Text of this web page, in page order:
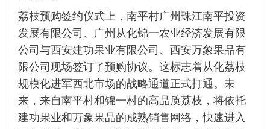
荔枝预购签约仪式上，南平村广州珠江南平投资
发展有限公司、广州从化锦一农业经济发展有限
公司与西安建功果业有限公司、西安万象果品有
限公司现场签订了预购协议。这标志着从化荔枝
规模化进军西北市场的战略通道正式打通。未
来，来自南平村和锦一村的高品质荔枝，将依托
建功果业和万象果品的成熟销售网络，快速进入